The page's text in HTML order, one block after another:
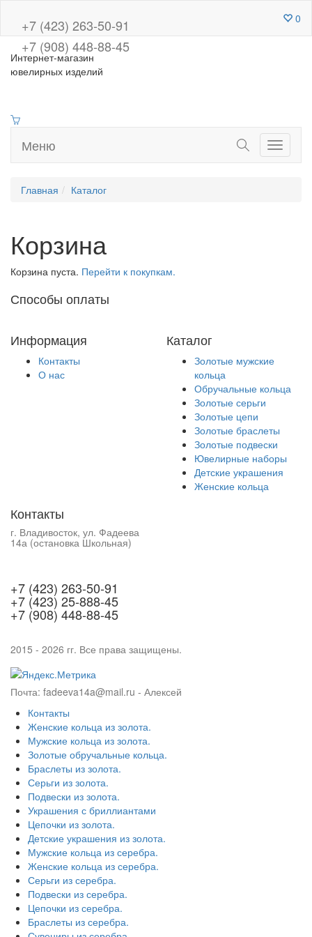
+7 (423) 263-50-91
+7 (908) 448-88-45
0
Интернет-магазин
ювелирных изделий
Toggle
Меню
Главная Каталог
Корзина
Корзина пуста. Перейти к покупкам.
Способы оплаты
Информация
Контакты
О нас
Каталог
Золотые мужские
кольца
Обручальные кольца
Золотые серьги
Золотые цепи
Золотые браслеты
Золотые подвески
Ювелирные наборы
Детские украшения
Женские кольца
Контакты
г. Владивосток, ул. Фадеева
14а (остановка Школьная)
+7 (423) 263-50-91
+7 (423) 25-888-45
+7 (908) 448-88-45
2015 - 2026 гг. Все права защищены.
Почта: fadeeva14a@mail.ru - Алексей
Контакты
Женские кольца из золота.
Мужские кольца из золота.
Золотые обручальные кольца.
Браслеты из золота.
Серьги из золота.
Подвески из золота.
Украшения с бриллиантами
Цепочки из золота.
Детские украшения из золота.
Мужские кольца из серебра.
Женские кольца из серебра.
Серьги из серебра.
Подвески из серебра.
Цепочки из серебра.
Браслеты из серебра.